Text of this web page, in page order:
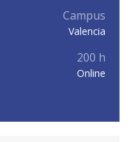
Campus
Valencia
200 h
Online